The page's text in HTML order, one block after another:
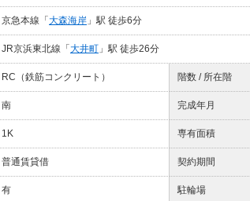
京急本線「 大森海岸 」駅 徒歩6分
JR京浜東北線「 大井町 」駅 徒歩26分
RC（鉄筋コンクリート） 階数 / 所在階
南 完成年月
1K 専有面積
普通賃貸借 契約期間
有 駐輪場